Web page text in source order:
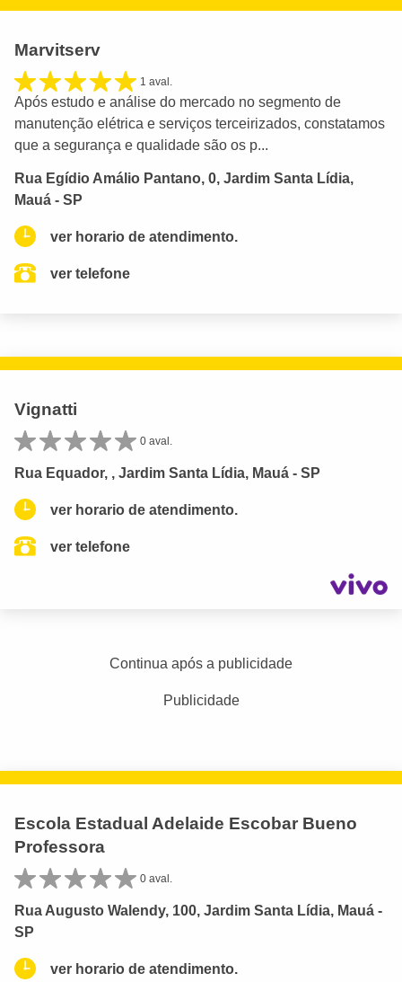
Marvitserv
1 aval.
Após estudo e análise do mercado no segmento de
manutenção elétrica e serviços terceirizados, constatamos
que a segurança e qualidade são os p...
Rua Egídio Amálio Pantano, 0, Jardim Santa Lídia,
Mauá - SP
ver horario de atendimento.
ver telefone
Vignatti
0 aval.
Rua Equador, , Jardim Santa Lídia, Mauá - SP
ver horario de atendimento.
ver telefone
Continua após a publicidade
Publicidade
Escola Estadual Adelaide Escobar Bueno
Professora
0 aval.
Rua Augusto Walendy, 100, Jardim Santa Lídia, Mauá -
SP
ver horario de atendimento.